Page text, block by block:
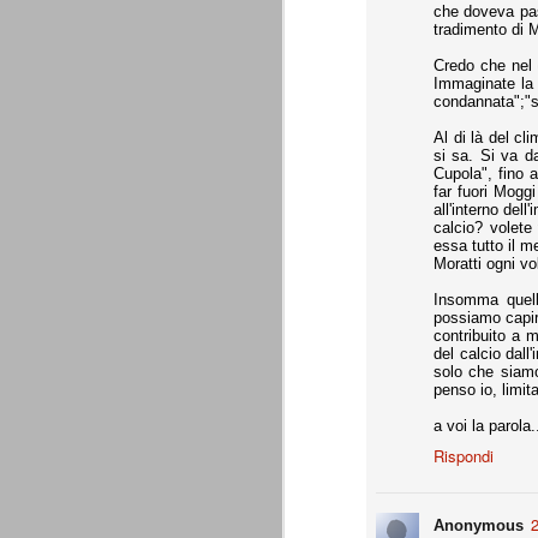
che doveva
tradimento di
Credo che
Immaginate
Al di là del
si sa. Si va
Cupola", fino
far fuori
all'interno
calcio?
essa tutto il
Moratti ogni
Insomma
possiamo
contribuito a
del calcio
solo che
penso io,
a voi la
Rispondi
Anonymous
- coppa Italia: elim. quarti finale
- Europa League: elim. gironi (senza
Supercoppa italiana:
La Juventus vince la sua
questa competizione. Staccato
Una prova di forza che aiuta
Un bosniaco e un croato
sono un bosniaco e un croato...
un bosniaco e un croato... Hanno la
Giocavano entrambi in squadre
bosniaco è considerato un top player.
Precisiamo che ad essere state
Giraudo e agli altri imputati che